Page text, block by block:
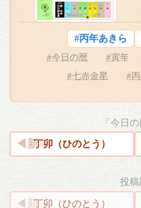
#丙年あきら
#今日の暦
#寅年
#七赤金星
#
「今日
丁卯（ひのとう）
投稿
投 丁卯（ひのとう）